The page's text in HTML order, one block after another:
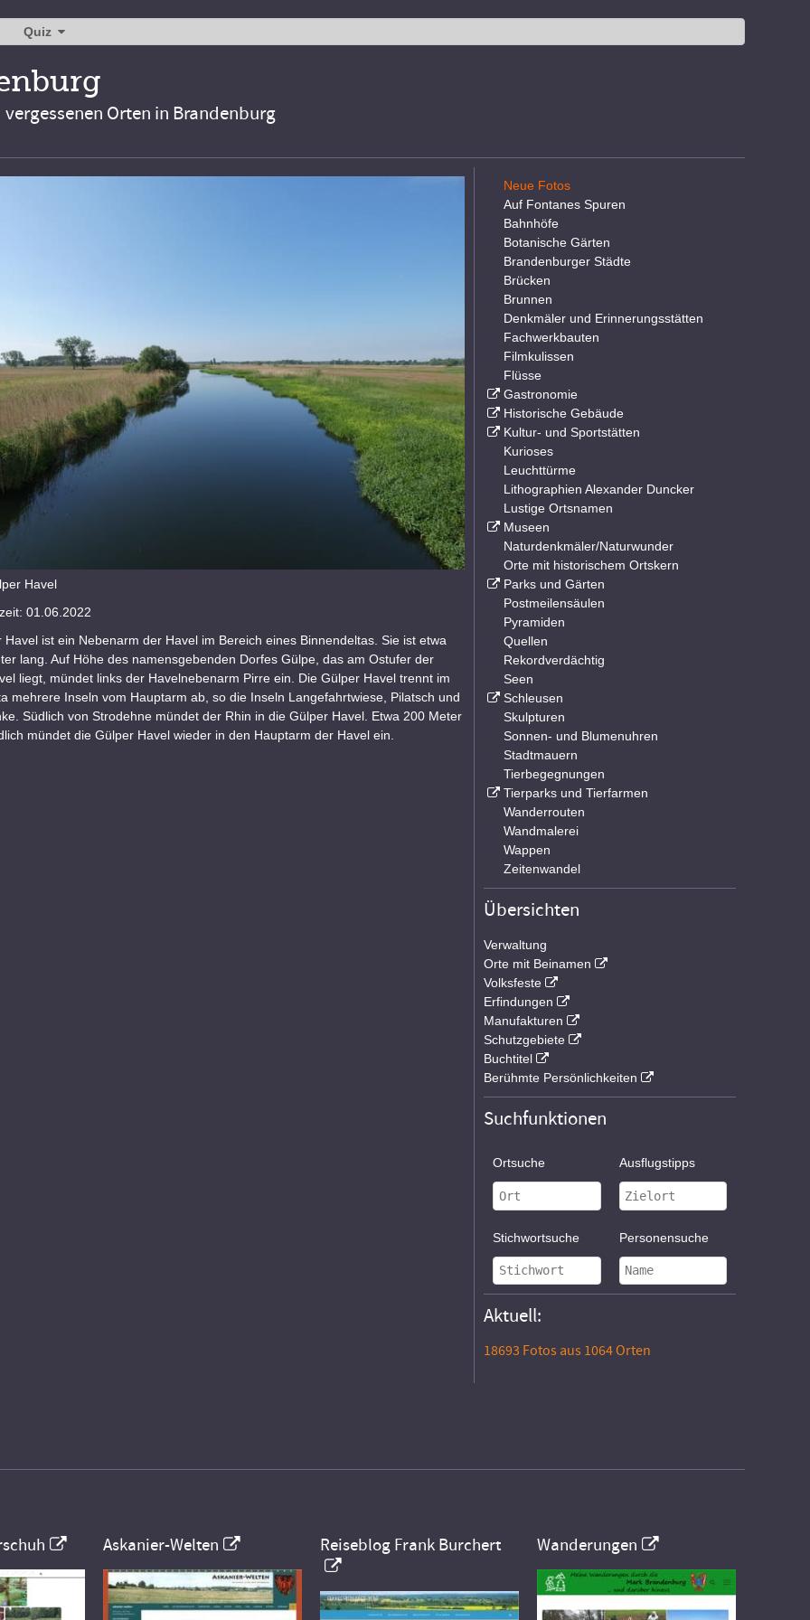
Quiz
Orten in Brandenburg
Havel
01.06.2022
Havel ist ein Nebenarm der Havel im Bereich eines Binnendeltas. Sie ist etwa
lang. Auf Höhe des namensgebenden Dorfes Gülpe, das am Ostufer der
liegt, mündet links der Havelnebenarm Pirre ein. Die Gülper Havel trennt im
mehrere Inseln vom Hauptarm ab, so die Inseln Langefahrtwiese, Pilatsch und
Südlich von Strodehne mündet der Rhin in die Gülper Havel. Etwa 200 Meter
mündet die Gülper Havel wieder in den Hauptarm der Havel ein.
Neue Fotos
Auf Fontanes Spuren
Bahnhöfe
Botanische Gärten
Brandenburger Städte
Brücken
Brunnen
Denkmäler und Erinnerungsstätten
Fachwerkbauten
Filmkulissen
Flüsse
Gastronomie
Historische Gebäude
Kultur- und Sportstätten
Kurioses
Leuchttürme
Lithographien Alexander Duncker
Lustige Ortsnamen
Museen
Naturdenkmäler/Naturwunder
Orte mit historischem Ortskern
Parks und Gärten
Postmeilensäulen
Pyramiden
Quellen
Rekordverdächtig
Seen
Schleusen
Skulpturen
Sonnen- und Blumenuhren
Stadtmauern
Tierbegegnungen
Tierparks und Tierfarmen
Wanderrouten
Wandmalerei
Wappen
Zeitenwandel
Übersichten
Verwaltung
Orte mit Beinamen
Volksfeste
Erfindungen
Manufakturen
Schutzgebiete
Buchtitel
Berühmte Persönlichkeiten
Suchfunktionen
Ortsuche Ausflugstipps
Stichwortsuche Personensuche
Aktuell:
18693 Fotos aus 1064 Orten
Askanier-Welten Reiseblog Frank Burchert Wanderungen